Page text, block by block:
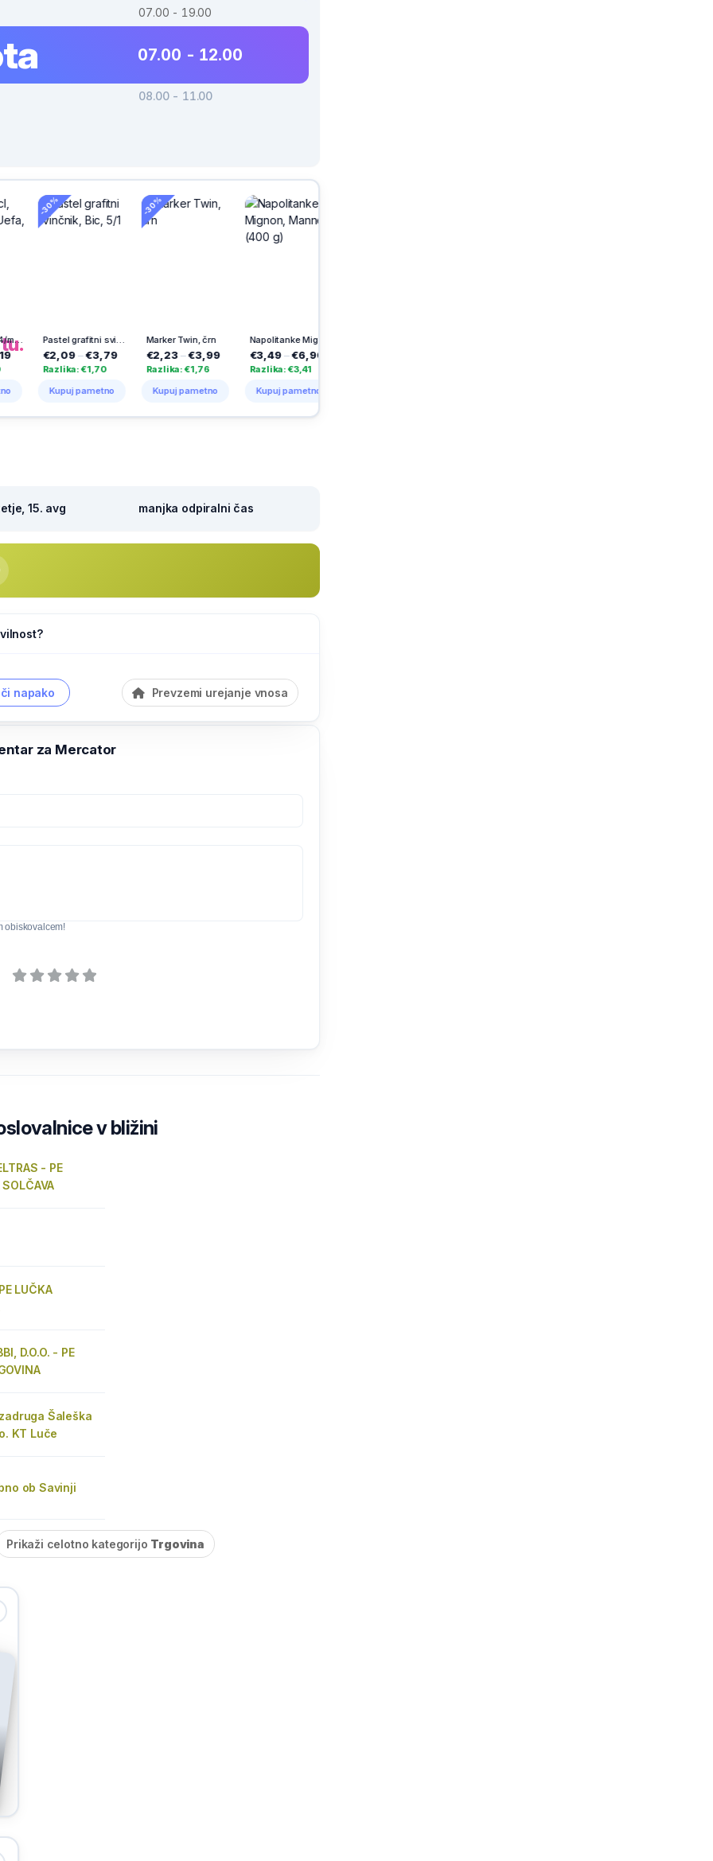
07.00 - 19.00
07.00 - 12.00
08.00 - 11.00
Pastel grafitni svinčnik, Bic, 5/1
– €3,79
€1,70
pametno
-30%
Marker Twin, črn
€2,23 €3,99
Razlika: €1,76
Kupuj pametno
Napolitanke Mignon, Manner (400 g)
€3,49 €6,90
Razlika: €3,41
Kupuj pametno
€11,39
Razlika: €4,10
Kupuj pametno
15. avg manjka odpiralni čas
napako Prevzemi urejanje vnosa
za Mercator
obiskovalcem!
v bližini
- PE
LUČKA
D.O.O. - PE
Šaleška
KT Luče
ob Savinji
Prikaži celotno kategorijo Trgovina